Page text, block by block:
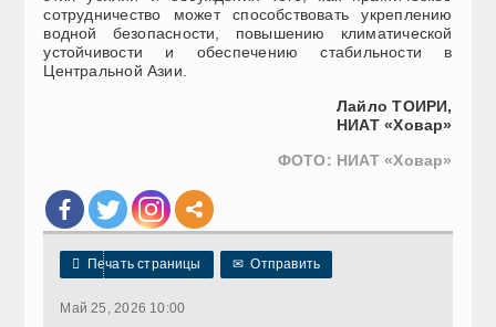
сотрудничество может способствовать укреплению
водной безопасности, повышению климатической
устойчивости и обеспечению стабильности в
Центральной Азии.
Лайло ТОИРИ,
НИАТ «Ховар»
ФОТО: НИАТ «Ховар»
 Печать страницы ✉ Отправить
Май 25, 2026 10:00